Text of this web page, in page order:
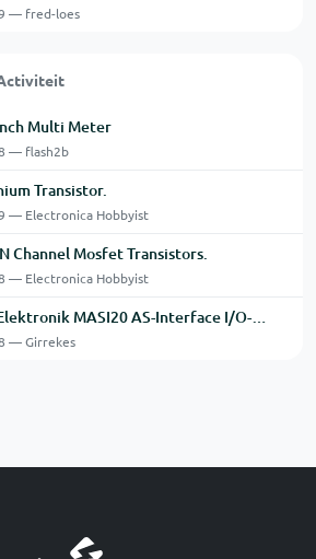
— fred-loes
Multi Meter
— flash2b
Transistor.
— Electronica Hobbyist
Channel Mosfet Transistors.
— Electronica Hobbyist
AS-i bus Murr Elektronik MASI20 AS-Interface I/O-module 56440
— Girrekes